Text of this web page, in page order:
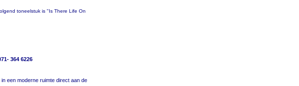
toneelstuk is "Is There Life On
364 6226
een moderne ruimte direct aan de